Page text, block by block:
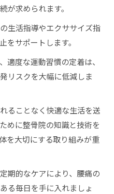
が求められます。
生活指導やエクササイズ指
をサポートします。
適度な運動習慣の定着は、
リスクを大幅に低減しま
ることなく快適な生活を送
めに整骨院の知識と技術を
を大切にする取り組みが重
期的なケアにより、腰痛の
る毎日を手に入れましょ